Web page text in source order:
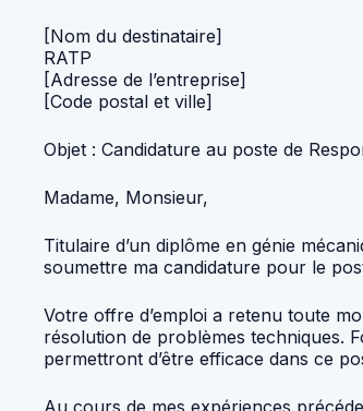
[Nom du destinataire]
RATP
[Adresse de l’entreprise]
[Code postal et ville]
Objet : Candidature au poste de
Madame, Monsieur,
Titulaire d’un diplôme en génie
soumettre ma candidature pour le
Votre offre d’emploi a retenu toute
résolution de problèmes techniques.
permettront d’être efficace dans ce
Au cours de mes expériences